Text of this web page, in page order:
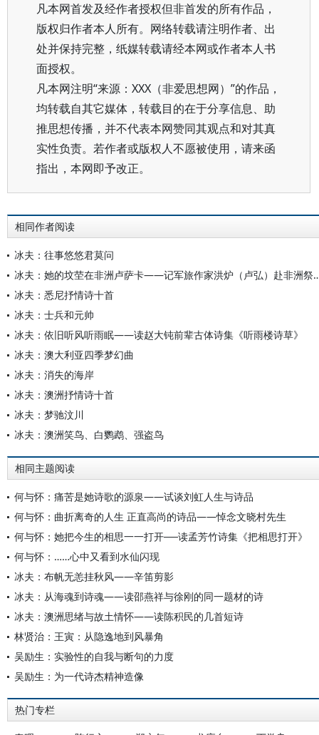
凡本网首发及经作者授权但非首发的所有作品，
版权归作者本人所有。网络转载请注明作者、出
处并保持完整，纸媒转载请经本网或作者本人书
面授权。
凡本网注明“来源：XXX（非爱思想网）”的作品，
均转载自其它媒体，转载目的在于分享信息、助
推思想传播，并不代表本网赞同其观点和对其真
实性负责。若作者或版权人不愿被使用，请来函
指出，本网即予改正。
相同作者阅读
冰夫：往事悠悠君莫问
冰夫：她的坟茔在非洲卢萨卡
冰夫：悉尼抒情诗十首
冰夫：士兵和元帅
冰夫：依旧听风听雨眠——读赵大钝前辈古体诗集《听雨楼诗草》
冰夫：澳大利亚四季梦幻曲
冰夫：消失的海岸
冰夫：澳洲抒情诗十首
冰夫：梦驰汶川
冰夫：澳洲笑鸟、白鹦鹉、强盗鸟
相同主题阅读
何与怀：痛苦是她诗歌的源泉——试谈刘虹人生与诗品
何与怀：曲折离奇的人生 正直高尚的诗品——悼念文晓村先生
何与怀：她把今生的相思一一打开──读孟芳竹诗集《把相思打开》
何与怀：……心中又看到水仙闪现
冰夫：布帆无恙挂秋风——辛笛剪影
冰夫：从海魂到诗魂——读邵燕祥与徐刚的同一题材的诗
冰夫：澳洲思绪与故土情怀——读陈积民的几首短诗
林贤治：王寅：从隐逸地到风暴角
吴励生：实验性的自我与断句的力度
吴励生：为一代诗杰精神造像
热门专栏